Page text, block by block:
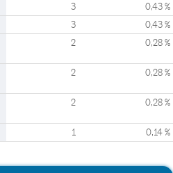
3 0,43 %
3 0,43 %
2 0,28 %
2 0,28 %
2 0,28 %
1 0,14 %